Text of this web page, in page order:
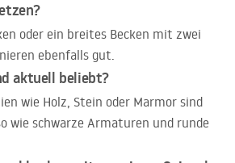
oder ein breites Becken mit zwei
ebenfalls gut.
aktuell beliebt?
wie Holz, Stein oder Marmor sind
wie schwarze Armaturen und runde